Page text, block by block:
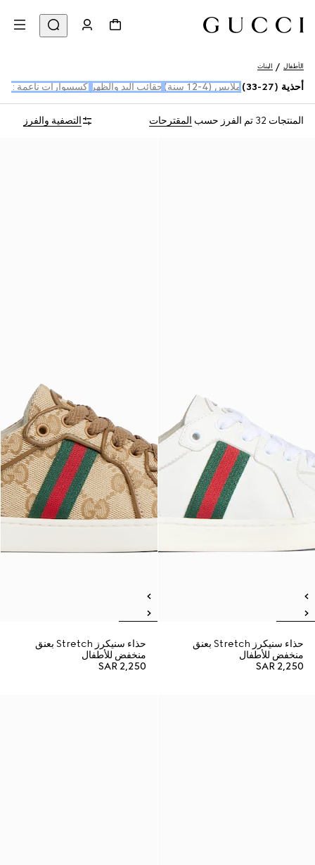
الأطفال البنات
أحذية (27-33) ملابس (4-12 سنة) حقائب اليد والظهر إكسسوارات ناعمة :
المنتجات 32 تم الفرز حسب المقترحات التصفية والفرز
حذاء سنيكرز Stretch بعنق
منخفض للأطفال
SAR 2,250
حذاء سنيكرز Stretch بعنق
منخفض للأطفال
SAR 2,250